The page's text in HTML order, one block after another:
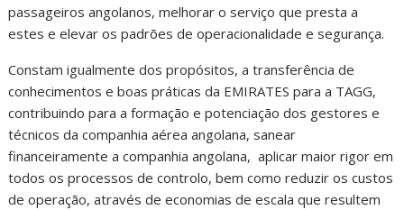
passageiros angolanos, melhorar o serviço que presta a
estes e elevar os padrões de operacionalidade e segurança.
Constam igualmente dos propósitos, a transferência de
conhecimentos e boas práticas da EMIRATES para a TAGG,
contribuindo para a formação e potenciação dos gestores e
técnicos da companhia aérea angolana, sanear
financeiramente a companhia angolana, aplicar maior rigor em
todos os processos de controlo, bem como reduzir os custos
de operação, através de economias de escala que resultem